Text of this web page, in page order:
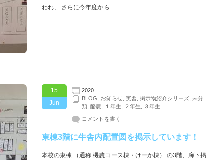
われ、 さらに今年度から…
15
Jun
2020
BLOG
お知らせ 実習 掲示物紹介シリーズ 未分
類 酪農 １年生 ２年生 ３年生
コメントを書く
東棟3階に牛舎内配置図を掲示しています！
本校の東棟 （通称 機農コース棟・けーか棟） の3階、廊下掲